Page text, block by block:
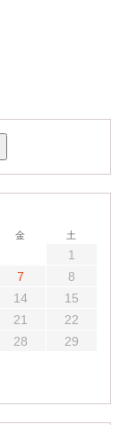
金 土
1
7
8
14
15
21
22
28
29